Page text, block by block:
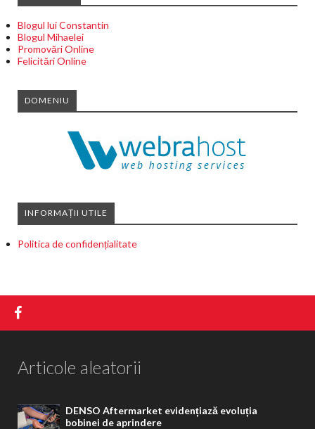
Blogul lui Constantin
Blogul Mihaelei
Promovări Online
Felicitări Online
DOMENIU
INFORMAȚII UTILE
Politica de confidențialitate
Articole aleatorii
DENSO Aftermarket evidențiază evoluția
bobinei de aprindere